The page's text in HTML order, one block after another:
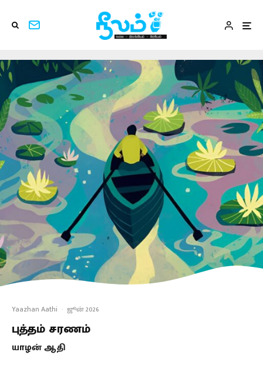
Yaazhan Aathi · ஜூன் 2026
புத்தம் சரணம்
யாழன் ஆதி